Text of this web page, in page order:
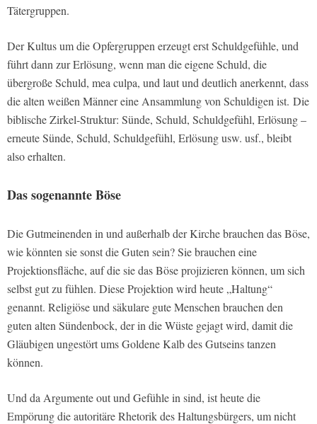
Tätergruppen.
Der Kultus um die Opfergruppen erzeugt erst Schuldgefühle, und
führt dann zur Erlösung, wenn man die eigene Schuld, die
übergroße Schuld, mea culpa, und laut und deutlich anerkennt, dass
die alten weißen Männer eine Ansammlung von Schuldigen ist. Die
biblische Zirkel-Struktur: Sünde, Schuld, Schuldgefühl, Erlösung –
erneute Sünde, Schuld, Schuldgefühl, Erlösung usw. usf., bleibt
also erhalten.
Das sogenannte Böse
Die Gutmeinenden in und außerhalb der Kirche brauchen das Böse,
wie könnten sie sonst die Guten sein? Sie brauchen eine
Projektionsfläche, auf die sie das Böse projizieren können, um sich
selbst gut zu fühlen. Diese Projektion wird heute „Haltung“
genannt. Religiöse und säkulare gute Menschen brauchen den
guten alten Sündenbock, der in die Wüste gejagt wird, damit die
Gläubigen ungestört ums Goldene Kalb des Gutseins tanzen
können.
Und da Argumente out und Gefühle in sind, ist heute die
Empörung die autoritäre Rhetorik des Haltungsbürgers, um nicht